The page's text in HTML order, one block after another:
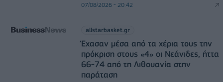
07/08/2026 - 20:42
allstarbasket.gr
Έχασαν μέσα από τα χέρια τους την
πρόκριση στους «4» οι Νεάνιδες, ήττα
66-74 από τη Λιθουανία στην
παράταση